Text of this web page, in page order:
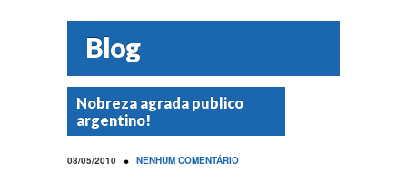
Blog
Nobreza agrada publico
argentino!
08/05/2010 • NENHUM COMENTÁRIO